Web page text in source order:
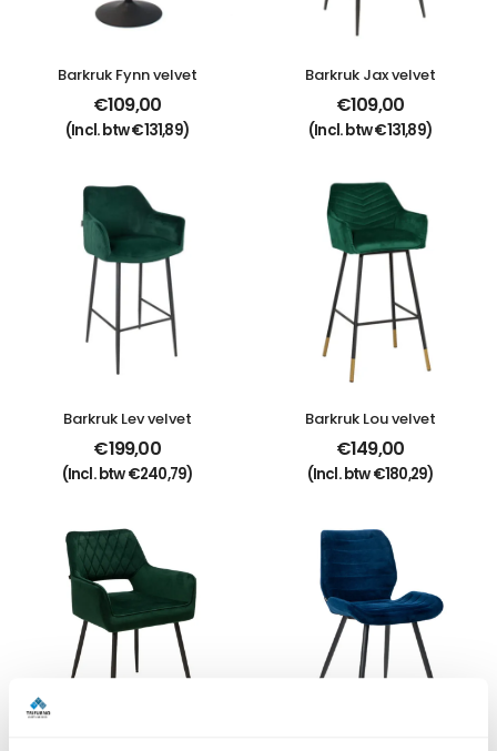
Barkruk Fynn velvet
€109,00
(Incl. btw€131,89)
Barkruk Jax velvet
€109,00
(Incl. btw€131,89)
Barkruk Lev velvet
€199,00
(Incl. btw€240,79)
Barkruk Lou velvet
€149,00
(Incl. btw€180,29)